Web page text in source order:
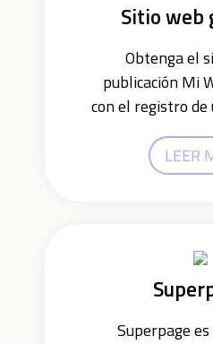
Sitio web
Obtenga el
publicación Mi
con el registro de
LEER
Superpage